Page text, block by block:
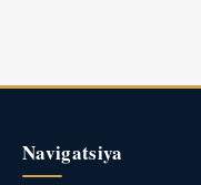
Navigatsiya